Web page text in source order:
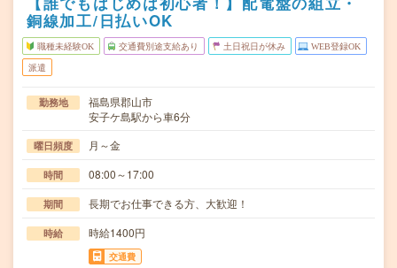
銅線加工/日払いOK
職種未経験OK 交通費別途支給あり 土日祝日が休み WEB登録OK
派遣
勤務地
福島県郡山市
安子ケ島駅から車6分
曜日頻度 月～金
時間 08:00～17:00
期間 長期でお仕事できる方、大歓迎！
時給 時給1400円
交通費